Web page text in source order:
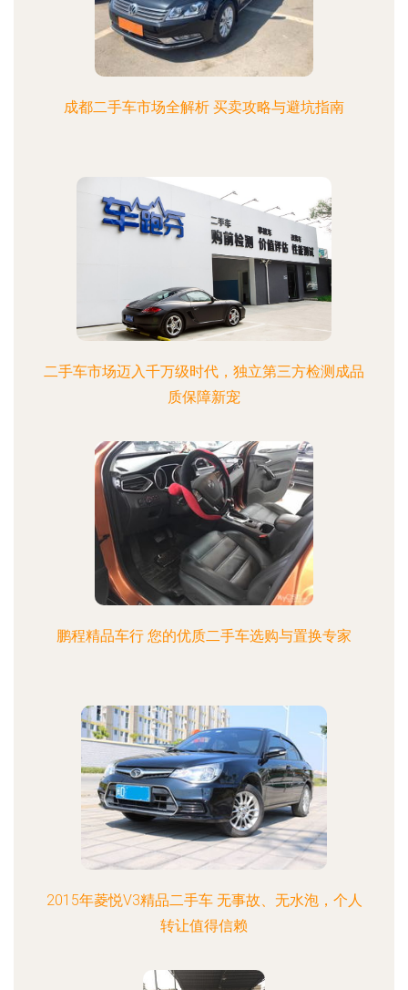
成都二手车市场全解析 买卖攻略与避坑指南
二手车市场迈入千万级时代，独立第三方检测成品
质保障新宠
鹏程精品车行 您的优质二手车选购与置换专家
2015年菱悦V3精品二手车 无事故、无水泡，个人
转让值得信赖